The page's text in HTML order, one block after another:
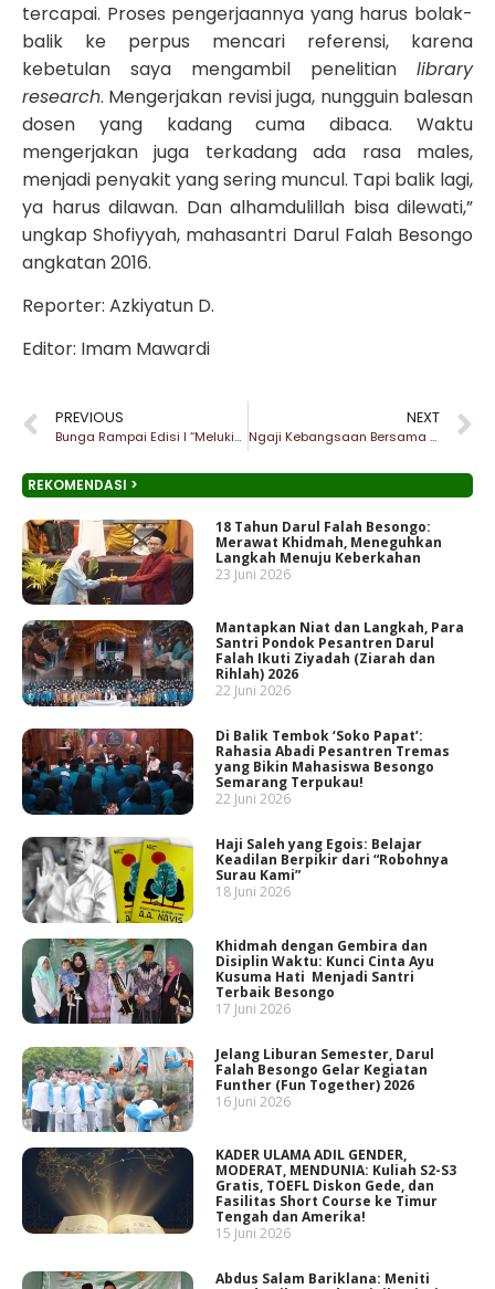
tercapai. Proses pengerjaannya yang harus bolak-
balik ke perpus mencari referensi, karena
kebetulan saya mengambil penelitian library
research. Mengerjakan revisi juga, nungguin balesan
dosen yang kadang cuma dibaca. Waktu
mengerjakan juga terkadang ada rasa males,
menjadi penyakit yang sering muncul. Tapi balik lagi,
ya harus dilawan. Dan alhamdulillah bisa dilewati,”
ungkap Shofiyyah, mahasantri Darul Falah Besongo
angkatan 2016.
Reporter: Azkiyatun D.
Editor: Imam Mawardi
PREVIOUS
Bunga Rampai Edisi I “Melukis Sejarah Pesantren Besongo”
NEXT
Ngaji Kebangsaan Bersama Habib dari Papua
REKOMENDASI >
18 Tahun Darul Falah Besongo:
Merawat Khidmah, Meneguhkan
Langkah Menuju Keberkahan
23 Juni 2026
Mantapkan Niat dan Langkah, Para
Santri Pondok Pesantren Darul
Falah Ikuti Ziyadah (Ziarah dan
Rihlah) 2026
22 Juni 2026
Di Balik Tembok ‘Soko Papat’:
Rahasia Abadi Pesantren Tremas
yang Bikin Mahasiswa Besongo
Semarang Terpukau!
22 Juni 2026
Haji Saleh yang Egois: Belajar
Keadilan Berpikir dari “Robohnya
Surau Kami”
18 Juni 2026
Khidmah dengan Gembira dan
Disiplin Waktu: Kunci Cinta Ayu
Kusuma Hati Menjadi Santri
Terbaik Besongo
17 Juni 2026
Jelang Liburan Semester, Darul
Falah Besongo Gelar Kegiatan
Funther (Fun Together) 2026
16 Juni 2026
KADER ULAMA ADIL GENDER,
MODERAT, MENDUNIA: Kuliah S2-S3
Gratis, TOEFL Diskon Gede, dan
Fasilitas Short Course ke Timur
Tengah dan Amerika!
15 Juni 2026
Abdus Salam Bariklana: Meniti